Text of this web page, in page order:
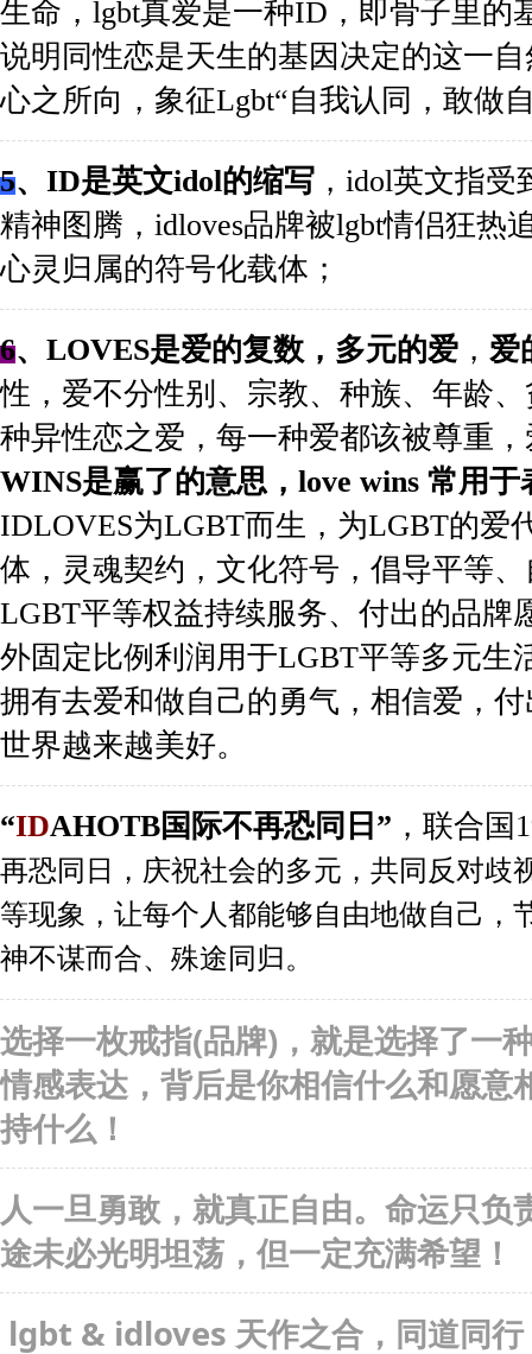
生命，lgbt真爱是一种ID，即骨子里的
说明同性恋是天生的基因决定的这一
心之所向，象征Lgbt“自我认同，敢做
5、 ID是英文idol的缩写 ，idol英文指
精神图腾，idloves品牌被lgbt情侣狂热
心灵归属的符号化载体；
6、 LOVES是爱的复数，多元的爱 ， 爱
性，爱不分性别、宗教、种族、年龄
种异性恋之爱，每一种爱都该被尊重
WINS是赢了的意思，love wins 常用
IDLOVES为LGBT而生，为LGBT的爱
体，灵魂契约，文化符号，倡导平等
LGBT平等权益持续服务、付出的品牌
外固定比例利润用于LGBT平等多元生
拥有去爱和做自己的勇气，相信爱，
世界越来越美好。
“IDAHOTB国际不再恐同日” ，联合国
再恐同日，庆祝社会的多元，共同反对歧
等现象，让每个人都能够自由地做自己，
神不谋而合、殊途同归。
选择一枚戒指(品牌)，就是选择了一
情感表达，背后是你相信什么和愿意
持什么！
人一旦勇敢，就真正自由。命运只
途未必光明坦荡，但一定充满希望！